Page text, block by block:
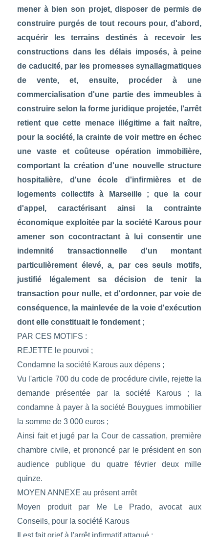
mener à bien son projet, disposer de permis de
construire purgés de tout recours pour, d'abord,
acquérir les terrains destinés à recevoir les
constructions dans les délais imposés, à peine
de caducité, par les promesses synallagmatiques
de vente, et, ensuite, procéder à une
commercialisation d'une partie des immeubles à
construire selon la forme juridique projetée, l'arrêt
retient que cette menace illégitime a fait naître,
pour la société, la crainte de voir mettre en échec
une vaste et coûteuse opération immobilière,
comportant la création d'une nouvelle structure
hospitalière, d'une école d'infirmières et de
logements collectifs à Marseille ; que la cour
d'appel, caractérisant ainsi la contrainte
économique exploitée par la société Karous pour
amener son cocontractant à lui consentir une
indemnité transactionnelle d'un montant
particulièrement élevé, a, par ces seuls motifs,
justifié légalement sa décision de tenir la
transaction pour nulle, et d'ordonner, par voie de
conséquence, la mainlevée de la voie d'exécution
dont elle constituait le fondement;
PAR CES MOTIFS :
REJETTE le pourvoi ;
Condamne la société Karous aux dépens ;
Vu l'article 700 du code de procédure civile, rejette la
demande présentée par la société Karous ; la
condamne à payer à la société Bouygues immobilier
la somme de 3 000 euros ;
Ainsi fait et jugé par la Cour de cassation, première
chambre civile, et prononcé par le président en son
audience publique du quatre février deux mille
quinze.
MOYEN ANNEXE au présent arrêt
Moyen produit par Me Le Prado, avocat aux
Conseils, pour la société Karous